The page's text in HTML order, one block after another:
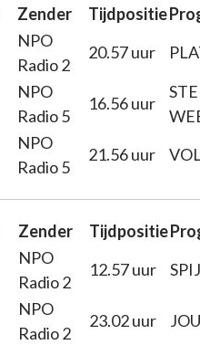
Zender Tijdpositie
NPO
Radio 2
20.57 uur
NPO
Radio 5
16.56 uur
NPO
Radio 5
21.56 uur
Zender Tijdpositie
NPO
Radio 2
12.57 uur
NPO
Radio 2
23.02 uur